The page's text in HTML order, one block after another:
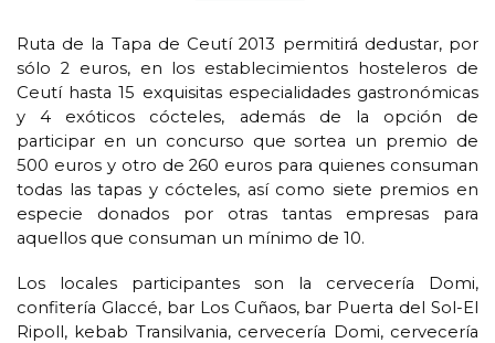
Ruta de la Tapa de Ceutí 2013 permitirá dedustar, por
sólo 2 euros, en los establecimientos hosteleros de
Ceutí hasta 15 exquisitas especialidades gastronómicas
y 4 exóticos cócteles, además de la opción de
participar en un concurso que sortea un premio de
500 euros y otro de 260 euros para quienes consuman
todas las tapas y cócteles, así como siete premios en
especie donados por otras tantas empresas para
aquellos que consuman un mínimo de 10.
Los locales participantes son la cervecería Domi,
confitería Glaccé, bar Los Cuñaos, bar Puerta del Sol-El
Ripoll, kebab Transilvania, cervecería Domi, cervecería